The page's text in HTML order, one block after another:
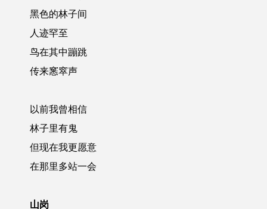
黑色的林子间
人迹罕至
鸟在其中蹦跳
传来窸窣声
以前我曾相信
林子里有鬼
但现在我更愿意
在那里多站一会
山岗